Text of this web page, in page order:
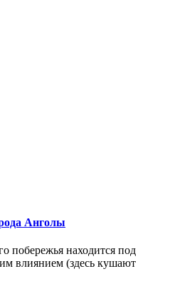
Анголы
побережья находится под
влиянием (здесь кушают